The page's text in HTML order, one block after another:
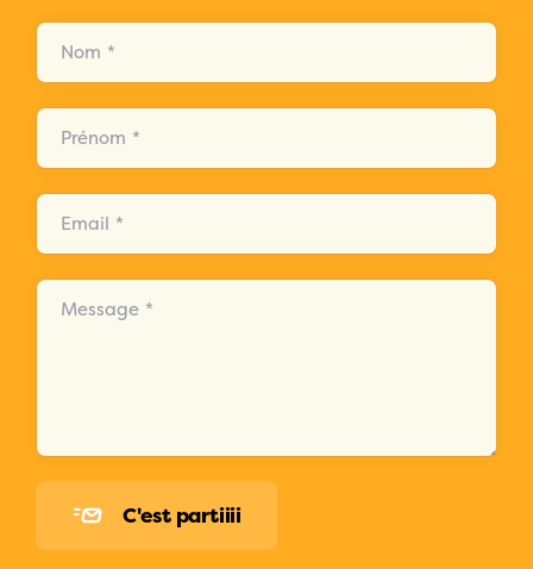
Nom *
Prénom *
Email *
Message *
C'est partiiii